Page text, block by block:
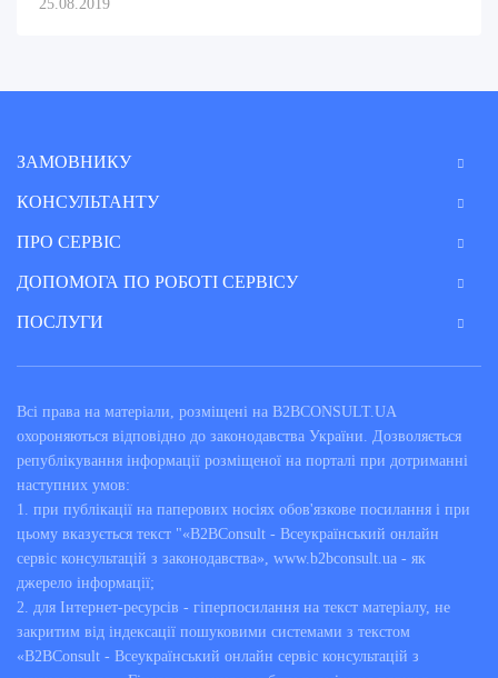
25.08.2019
ЗАМОВНИКУ
КОНСУЛЬТАНТУ
ПРО СЕРВІС
ДОПОМОГА ПО РОБОТІ СЕРВІСУ
ПОСЛУГИ
Всі права на матеріали, розміщені на B2BCONSULT.UA
охороняються відповідно до законодавства України. Дозволяється
републікування інформації розміщеної на порталі при дотриманні
наступних умов:
1. при публікації на паперових носіях обов'язкове посилання і при
цьому вказується текст "«B2BConsult - Всеукраїнський онлайн
сервіс консультацій з законодавства», www.b2bconsult.ua - як
джерело інформації;
2. для Інтернет-ресурсів - гіперпосилання на текст матеріалу, не
закритим від індексації пошуковими системами з текстом
«B2BConsult - Всеукраїнський онлайн сервіс консультацій з